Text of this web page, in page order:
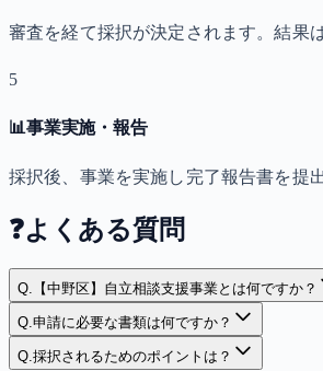
審査を経て採択が決定されます。結果
5
📊事業実施・報告
採択後、事業を実施し完了報告書を提
❓よくある質問
Q. 【中野区】自立相談支援事業とは何ですか？
Q.申請に必要な書類は何ですか？
Q.採択されるためのポイントは？